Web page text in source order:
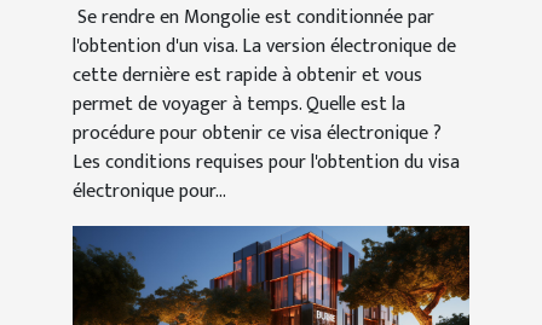
Se rendre en Mongolie est conditionnée par
l'obtention d'un visa. La version électronique de
cette dernière est rapide à obtenir et vous
permet de voyager à temps. Quelle est la
procédure pour obtenir ce visa électronique ?
Les conditions requises pour l'obtention du visa
électronique pour...